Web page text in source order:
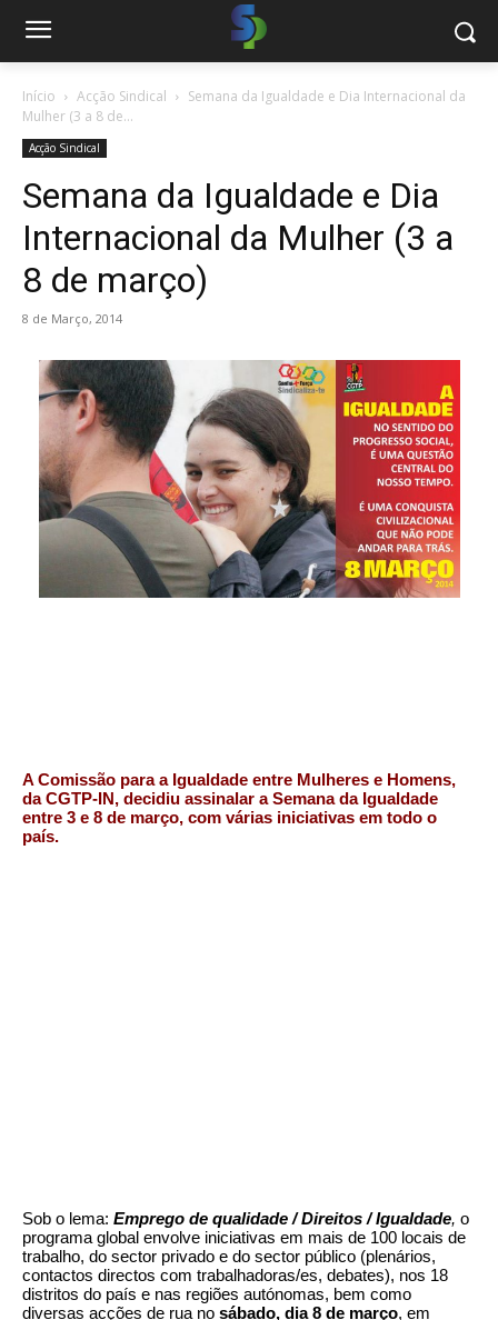
Início Acção Sindical
Semana da Igualdade e Dia Internacional da
Mulher (3 a 8 de...
Acção Sindical
Semana da Igualdade e Dia
Internacional da Mulher (3 a
8 de março)
8 de Março, 2014
A Comissão para a Igualdade entre Mulheres e Homens,
da CGTP-IN, decidiu assinalar a Semana da Igualdade
entre 3 e 8 de março, com várias iniciativas em todo o
país.
Sob o lema: Emprego de qualidade / Direitos / Igualdade, o
programa global envolve iniciativas em mais de 100 locais de
trabalho, do sector privado e do sector público (plenários,
contactos directos com trabalhadoras/es, debates), nos 18
distritos do país e nas regiões autónomas, bem como
diversas acções de rua no sábado, dia 8 de março, em